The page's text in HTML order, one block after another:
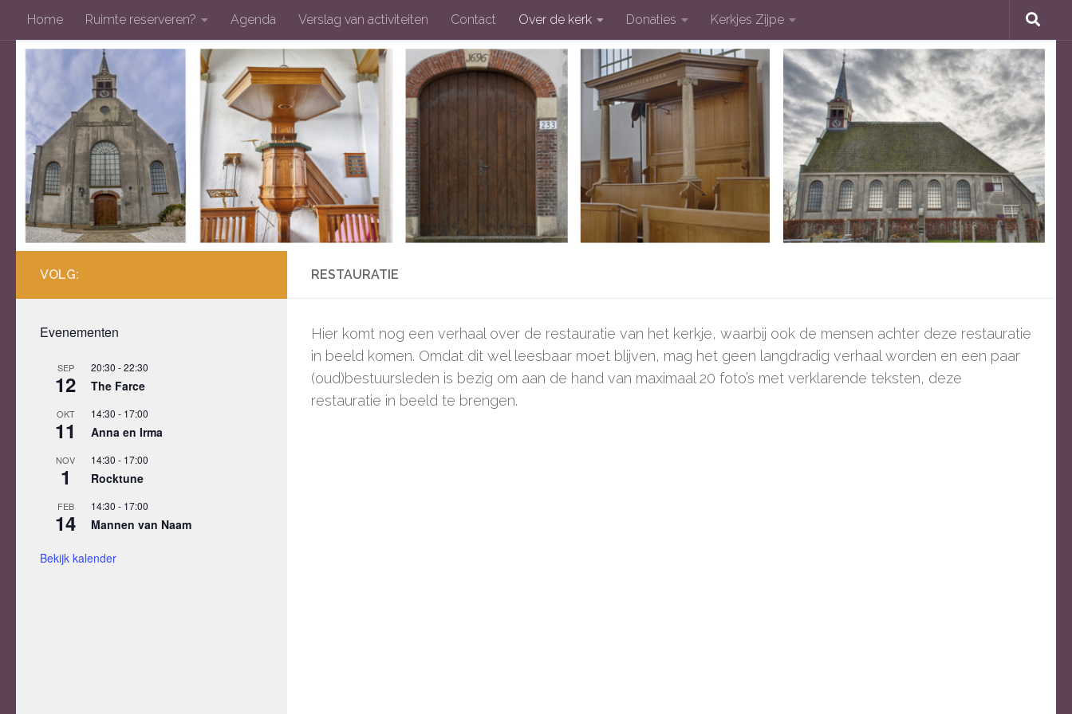
Doorgaan naar inhoud
Home Ruimte reserveren? Agenda Verslag van activiteiten Contact Over de kerk Donaties Kerkjes Zijpe
RESTAURATIE
Hier komt nog een verhaal over de restauratie van het kerkje, waarbij ook de mensen achter deze restauratie
in beeld komen. Omdat dit wel leesbaar moet blijven, mag het geen langdradig verhaal worden en een paar
(oud)bestuursleden is bezig om aan de hand van maximaal 20 foto’s met verklarende teksten, deze
restauratie in beeld te brengen.
VOLG:
Evenementen
SEP
12
20:30 -22:30
The Farce
OKT
11
14:30 - 17:00
Anna en Irma
NOV
1
14:30 - 17:00
Rocktune
FEB
14
14:30 - 17:00
Mannen van Naam
Bekijk kalender